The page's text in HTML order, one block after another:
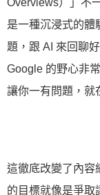
Overviews）」不
是一種沉浸式的體
題，跟 AI 來回聊
Google 的野心非
讓你一有問題，就
這徹底改變了內容
的目標就像是爭取